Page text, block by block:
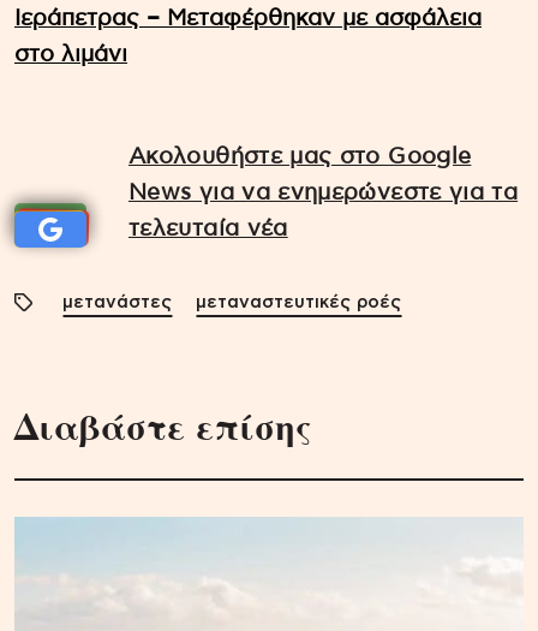
Ιεράπετρας – Μεταφέρθηκαν με ασφάλεια
στο λιμάνι
Ακολουθήστε μας στο Google
News για να ενημερώνεστε για τα
τελευταία νέα
μετανάστες μεταναστευτικές ροές
Διαβάστε επίσης